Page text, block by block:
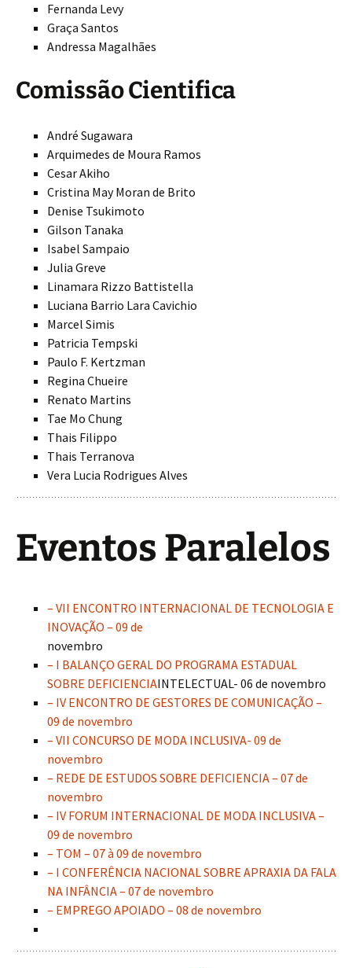
Fernanda Levy
Graça Santos
Andressa Magalhães
Comissão Cientifica
André Sugawara
Arquimedes de Moura Ramos
Cesar Akiho
Cristina May Moran de Brito
Denise Tsukimoto
Gilson Tanaka
Isabel Sampaio
Julia Greve
Linamara Rizzo Battistella
Luciana Barrio Lara Cavichio
Marcel Simis
Patricia Tempski
Paulo F. Kertzman
Regina Chueire
Renato Martins
Tae Mo Chung
Thais Filippo
Thais Terranova
Vera Lucia Rodrigues Alves
Eventos Paralelos
– VII ENCONTRO INTERNACIONAL DE TECNOLOGIA E
INOVAÇÃO – 09 de
novembro
– I BALANÇO GERAL DO PROGRAMA ESTADUAL
SOBRE DEFICIENCIAINTELECTUAL- 06 de novembro
– IV ENCONTRO DE GESTORES DE COMUNICAÇÃO –
09 de novembro
– VII CONCURSO DE MODA INCLUSIVA- 09 de
novembro
– REDE DE ESTUDOS SOBRE DEFICIENCIA – 07 de
novembro
– IV FORUM INTERNACIONAL DE MODA INCLUSIVA –
09 de novembro
– TOM – 07 à 09 de novembro
– I CONFERÊNCIA NACIONAL SOBRE APRAXIA DA FALA
NA INFÂNCIA – 07 de novembro
– EMPREGO APOIADO – 08 de novembro